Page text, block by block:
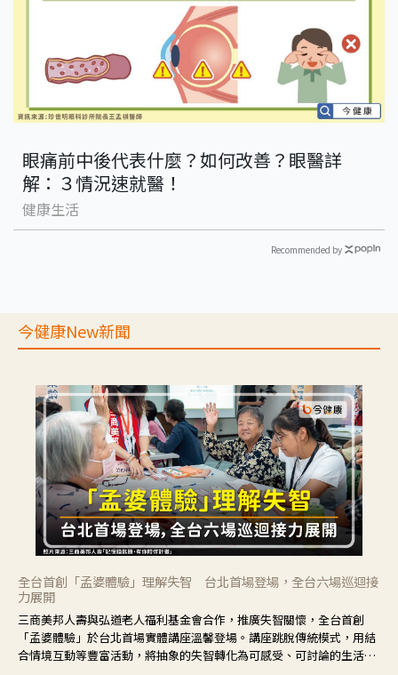
眼痛前中後代表什麼？如何改善？眼醫詳
解：３情況速就醫！
健康生活
Recommended by
今健康New新聞
全台首創「孟婆體驗」理解失智 台北首場登場，全台六場巡迴接
力展開
三商美邦人壽與弘道老人福利基金會合作，推廣失智關懷，全台首創
「孟婆體驗」於台北首場實體講座溫馨登場。講座跳脫傳統模式，用結
合情境互動等豐富活動，將抽象的失智轉化為可感受、可討論的生活情